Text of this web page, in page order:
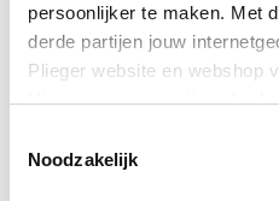
persoonlijker te maken. Met
derde partijen jouw
Plieger website en webshop
Hiermee passen wij en
We slaan je cookievoorkeur
Noodzakelijk
Kwaliteitsklasse
materiaal plakplaat
Downloads